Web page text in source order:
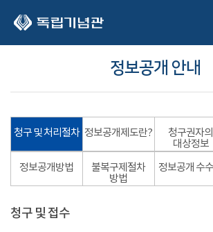
정보공개 안내
청구 및 처리절차 정보공개제도란?
청구권자의
대상정보
정보공개방법
불복구제절차
방법
정보공개 수
청구 및 접수